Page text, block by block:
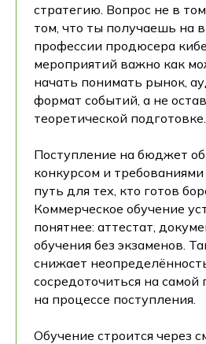
стратегию. Вопрос не в
том, что ты получаешь на
профессии продюсера
мероприятий важно как
начать понимать рынок,
формат событий, а не
теоретической подготовке.
Поступление на бюджет
конкурсом и
путь для тех, кто готов
Коммерческое обучение
понятнее: аттестат,
обучения без экзаменов.
снижает
сосредоточиться на самой
на процессе поступления.
Обучение строится через